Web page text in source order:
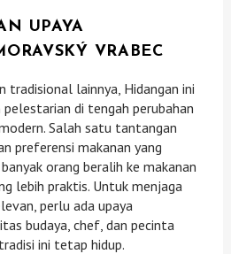
UPAYA
VRABEC
tradisional lainnya, Hidangan ini
di tengah perubahan
Salah satu tantangan
preferensi makanan yang
orang beralih ke makanan
lebih praktis. Untuk menjaga
perlu ada upaya
budaya, chef, dan pecinta
ini tetap hidup.